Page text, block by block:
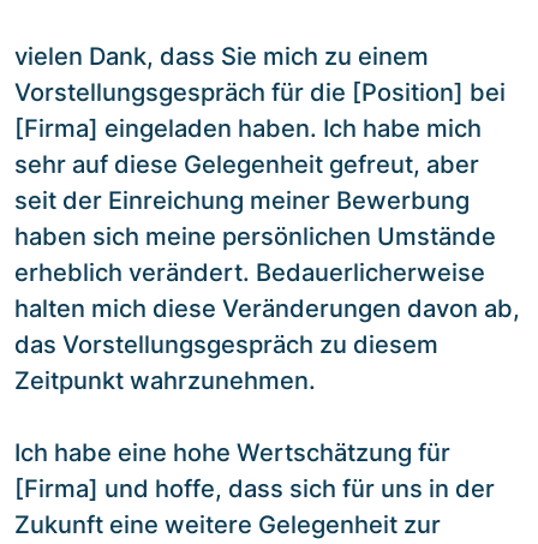
vielen Dank, dass Sie mich zu einem
Vorstellungsgespräch für die [Position] bei
[Firma] eingeladen haben. Ich habe mich
sehr auf diese Gelegenheit gefreut, aber
seit der Einreichung meiner Bewerbung
haben sich meine persönlichen Umstände
erheblich verändert. Bedauerlicherweise
halten mich diese Veränderungen davon ab,
das Vorstellungsgespräch zu diesem
Zeitpunkt wahrzunehmen.
Ich habe eine hohe Wertschätzung für
[Firma] und hoffe, dass sich für uns in der
Zukunft eine weitere Gelegenheit zur